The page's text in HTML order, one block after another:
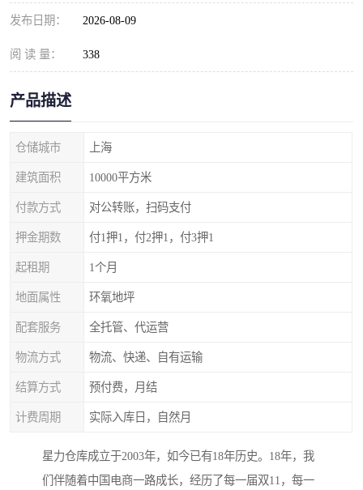
发布日期： 2026-08-09
阅 读 量： 338
产品描述
仓储城市 上海
建筑面积 10000平方米
付款方式 对公转账，扫码支付
押金期数 付1押1，付2押1，付3押1
起租期 1个月
地面属性 环氧地坪
配套服务 全托管、代运营
物流方式 物流、快递、自有运输
结算方式 预付费，月结
计费周期 实际入库日，自然月
星力仓库成立于2003年，如今已有18年历史。18年，我
们伴随着中国电商一路成长，经历了每一届双11，每一